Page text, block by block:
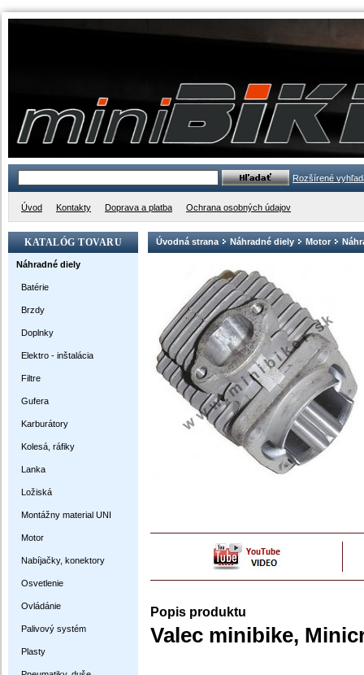
Rozšírené
Úvod Kontakty Doprava a platba Ochrana osobných údajov
KATALÓG TOVARU
Náhradné diely
Batérie
Brzdy
Doplnky
Elektro - inštalácia
Filtre
Gufera
Karburátory
Kolesá, ráfiky
Lanka
Ložiská
Montážny material UNI
Motor
Nabíjačky, konektory
Osvetlenie
Ovládánie
Palivový systém
Plasty
Úvodná strana Náhradné diely Motor
Popis produktu
Valec minibike,